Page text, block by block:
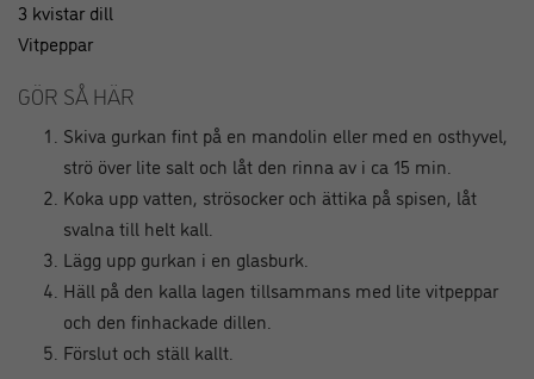
3 kvistar dill
Vitpeppar
GÖR SÅ HÄR
Skiva gurkan fint på en mandolin eller med en osthyvel,
strö över lite salt och låt den rinna av i ca 15 min.
Koka upp vatten, strösocker och ättika på spisen, låt
svalna till helt kall.
Lägg upp gurkan i en glasburk.
Häll på den kalla lagen tillsammans med lite vitpeppar
och den finhackade dillen.
Förslut och ställ kallt.